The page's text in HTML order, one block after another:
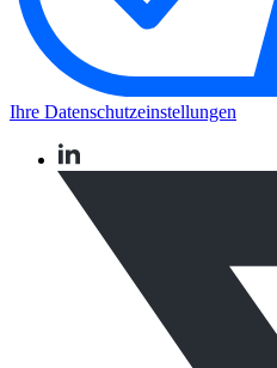
Ihre Datenschutzeinstellungen